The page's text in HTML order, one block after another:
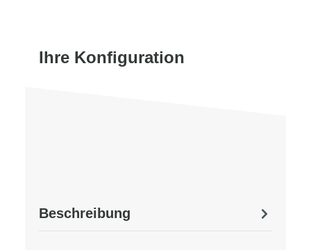
Ihre Konfiguration
Beschreibung